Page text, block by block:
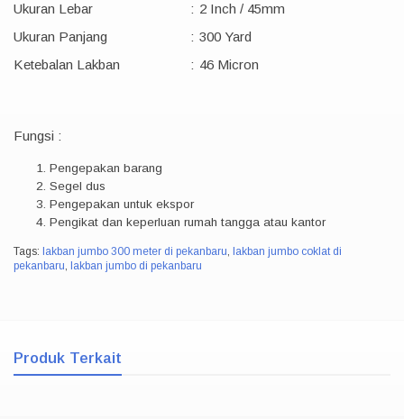
Ukuran Lebar
: 2 Inch / 45mm
Ukuran Panjang
: 300 Yard
Ketebalan Lakban
: 46 Micron
Fungsi :
Pengepakan barang
Segel dus
Pengepakan untuk ekspor
Pengikat dan keperluan rumah tangga atau kantor
Tags: lakban jumbo 300 meter di pekanbaru lakban jumbo coklat di
pekanbaru lakban jumbo di pekanbaru
Produk Terkait